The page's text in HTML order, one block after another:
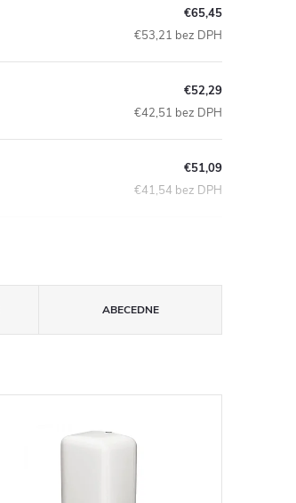
€65,45
€53,21 bez DPH
€52,29
€42,51 bez DPH
€51,09
€41,54 bez DPH
ABECEDNE